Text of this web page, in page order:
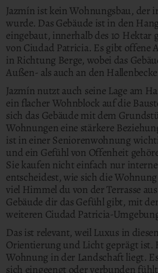
Jazmín ist kein Wohnungsbau, der
wurde. Das Gebäude ist in den
eingebaut, innerhalb des 10 Hektar
von Ciudad Patricia. Es gibt offene
in Richtung Berge, wobei das
Außen- als auch an den
Jazmín nutzt auch seine Lage am
ein flacher Wohnblock auf die
sich das Gebäude mit dem
Wohnungen eine stärkere
ist in einer Seniorenwohnung
und ein Gefühl von Offenheit
Sie kaufen nicht einfach nur
entscheidest, wie sich die
viel Himmel du von der Terrasse
Gebäude dir das Gefühl gibt, mit
weiteren Ciudad Patricia-
Das ist relevant, weil Luxus in
Orientierung und Licht geprägt ist.
Wohnung in der Landschaft liegt.
sich eingeengt oder verbunden